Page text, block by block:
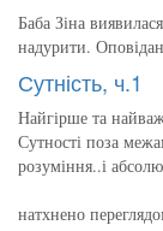
Баба Зіна
надурити.
Сутність, ч.1
Найгірше та
Сутності поза
розуміння..і
натхнено